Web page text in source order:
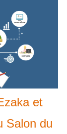
et
Salon du